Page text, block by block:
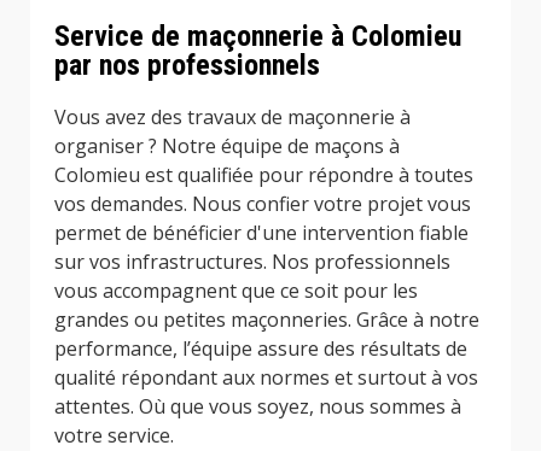
Service de maçonnerie à Colomieu
par nos professionnels
Vous avez des travaux de maçonnerie à
organiser ? Notre équipe de maçons à
Colomieu est qualifiée pour répondre à toutes
vos demandes. Nous confier votre projet vous
permet de bénéficier d'une intervention fiable
sur vos infrastructures. Nos professionnels
vous accompagnent que ce soit pour les
grandes ou petites maçonneries. Grâce à notre
performance, l’équipe assure des résultats de
qualité répondant aux normes et surtout à vos
attentes. Où que vous soyez, nous sommes à
votre service.